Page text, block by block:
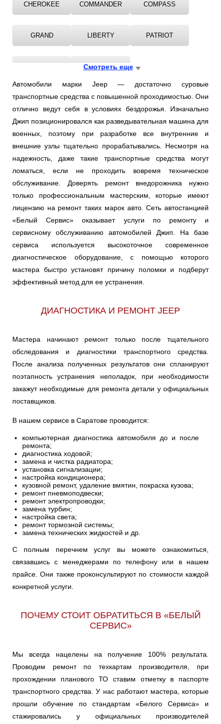
CHEROKEE COMMANDER COMPASS
GRAND LIBERTY PATRIOT
WRANGLER
Смотреть еще
Автомобили марки Jeep — достаточно суровые
транспортные средства с повышенной проходимостью. Они
отлично ведут себя в условиях бездорожья. Изначально
Джип позиционировался как разведывательная машина для
военных, поэтому при разработке все внутренние и
внешние узлы тщательно прорабатывались. Несмотря на
надежность, даже такие транспортные средства могут
ломаться, если не проходить вовремя техническое
обслуживание. Доверять ремонт внедорожника нужно
только профессиональным мастерским, которые имеют
лицензию на ремонт таких марок авто. Сеть автостанцией
«Белый Сервис» оказывает услуги по ремонту и
сервисному обслуживанию автомобилей Джип. На базе
сервиса используется высокоточное современное
диагностическое оборудование, с помощью которого
мастера быстро установят причину поломки и подберут
эффективный метод для ее устранения.
ДИАГНОСТИКА И РЕМОНТ JEEP
Мастера начинают ремонт только после тщательного
обследования и диагностики транспортного средства.
После анализа полученных результатов они спланируют
поэтапность устранения неполадок, при необходимости
закажут необходимые для ремонта детали у официальных
поставщиков.
В нашем сервисе в Саратове проводится:
компьютерная диагностика автомобиля до и после
ремонта;
диагностика ходовой;
замена и чистка радиатора;
установка сигнализации;
настройка кондиционера;
кузовной ремонт, удаление вмятин, покраска кузова;
ремонт пневмоподвески;
ремонт электропроводки;
замена турбин;
настройка света;
ремонт тормозной системы;
замена технических жидкостей и др.
С полным перечнем услуг вы можете ознакомиться,
связавшись с менеджерами по телефону или в нашем
прайсе. Они также проконсультируют по стоимости каждой
конкретной услуги.
ПОЧЕМУ СТОИТ ОБРАТИТЬСЯ В «БЕЛЫЙ
СЕРВИС»
Мы всегда нацелены на получение 100% результата.
Проводим ремонт по техкартам производителя, при
прохождении планового ТО ставим отметку в паспорте
транспортного средства. У нас работают мастера, которые
прошли обучение по стандартам «Белого Сервиса» и
стажировались у официальных производителей